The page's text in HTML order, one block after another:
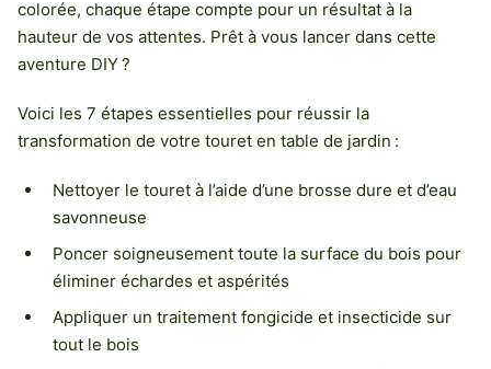
colorée, chaque étape compte pour un résultat à la
hauteur de vos attentes. Prêt à vous lancer dans cette
aventure DIY ?
Voici les 7 étapes essentielles pour réussir la
transformation de votre touret en table de jardin :
Nettoyer le touret à l’aide d’une brosse dure et d’eau
savonneuse
Poncer soigneusement toute la surface du bois pour
éliminer échardes et aspérités
Appliquer un traitement fongicide et insecticide sur
tout le bois